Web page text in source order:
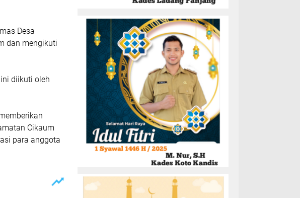
Desa
dan mengikuti
diikuti oleh
Cikaum
para anggota